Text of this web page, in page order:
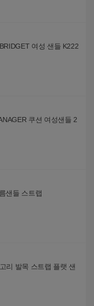
여성 샌들 K222
쿠션 여성샌들 2
샌들 스트랩
리 발목 스트랩 플랫 샌